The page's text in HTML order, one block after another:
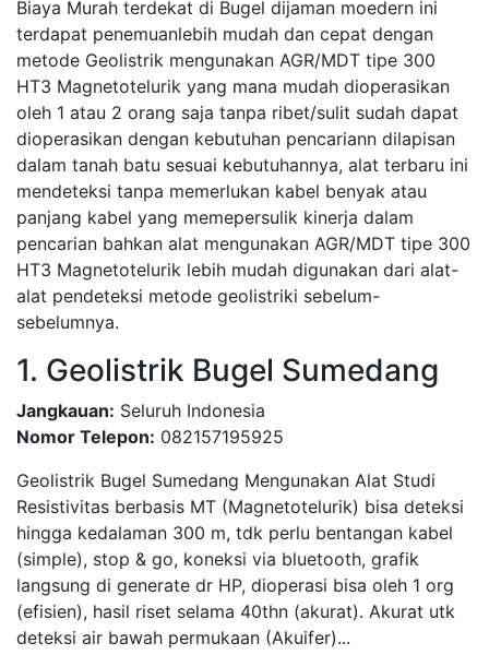
Biaya Murah terdekat di Bugel dijaman moedern ini
terdapat penemuanlebih mudah dan cepat dengan
metode Geolistrik mengunakan AGR/MDT tipe 300
HT3 Magnetotelurik yang mana mudah dioperasikan
oleh 1 atau 2 orang saja tanpa ribet/sulit sudah dapat
dioperasikan dengan kebutuhan pencariann dilapisan
dalam tanah batu sesuai kebutuhannya, alat terbaru ini
mendeteksi tanpa memerlukan kabel benyak atau
panjang kabel yang memepersulik kinerja dalam
pencarian bahkan alat mengunakan AGR/MDT tipe 300
HT3 Magnetotelurik lebih mudah digunakan dari alat-
alat pendeteksi metode geolistriki sebelum-
sebelumnya.
1. Geolistrik Bugel Sumedang
Jangkauan: Seluruh Indonesia
Nomor Telepon: 082157195925
Geolistrik Bugel Sumedang Mengunakan Alat Studi
Resistivitas berbasis MT (Magnetotelurik) bisa deteksi
hingga kedalaman 300 m, tdk perlu bentangan kabel
(simple), stop & go, koneksi via bluetooth, grafik
langsung di generate dr HP, dioperasi bisa oleh 1 org
(efisien), hasil riset selama 40thn (akurat). Akurat utk
deteksi air bawah permukaan (Akuifer)...